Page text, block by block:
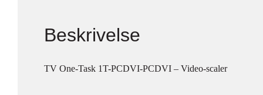
Beskrivelse
TV One-Task 1T-PCDVI-PCDVI – Video-scaler